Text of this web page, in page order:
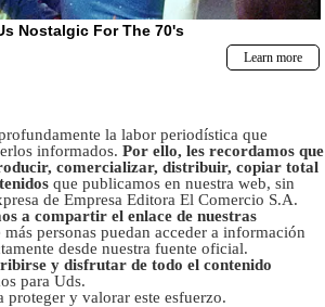
la labor periodística que
informados. Por ello, les recordamos que
comercializar, distribuir, copiar total
que publicamos en nuestra web, sin
de Empresa Editora El Comercio S.A.
a compartir el enlace de nuestras
más personas puedan acceder a información
desde nuestra fuente oficial.
y disfrutar de todo el contenido
para Uds.
proteger y valorar este esfuerzo.